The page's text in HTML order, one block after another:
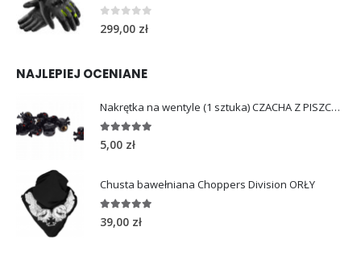
out of 5
299,00 zł
NAJLEPIEJ OCENIANE
Nakrętka na wentyle (1 sztuka) CZACHA Z PISZCZELAMI
5.00 out of 5
5,00 zł
Chusta bawełniana Choppers Division ORŁY
5.00out of 5
39,00 zł